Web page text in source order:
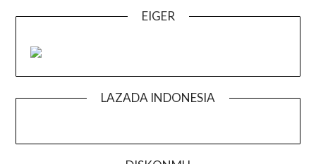
EIGER
LAZADA INDONESIA